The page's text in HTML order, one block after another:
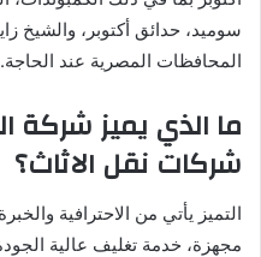
سوميد، حدائق أكتوبر، والشيخ
المحافظات المصرية عند الحاجة.
ما الذي يميز شركة
شركات نقل الاثاث؟
التميز يأتي من الاحترافية
مجهزة، خدمة تغليف عالية